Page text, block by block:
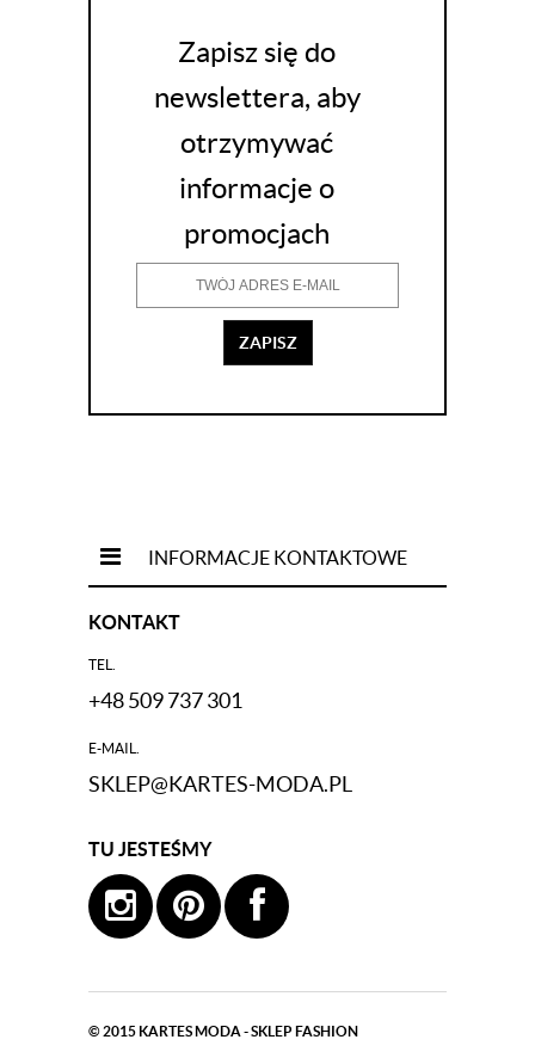
Zapisz się do
newslettera, aby
otrzymywać
informacje o
promocjach
ZAPISZ
INFORMACJE KONTAKTOWE
KONTAKT
TEL.
+48 509 737 301
E-MAIL.
SKLEP@KARTES-MODA.PL
TU JESTEŚMY
© 2015 KARTES MODA - SKLEP FASHION